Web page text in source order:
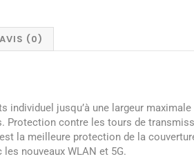
AVIS (0)
individuel jusqu’à une largeur
Protection contre les tours de
la meilleure protection de la
les nouveaux WLAN et 5G.